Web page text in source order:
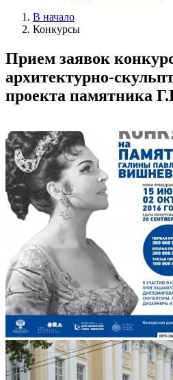
В начало
Конкурсы
Прием заявок
архитектурно-
проекта памятника